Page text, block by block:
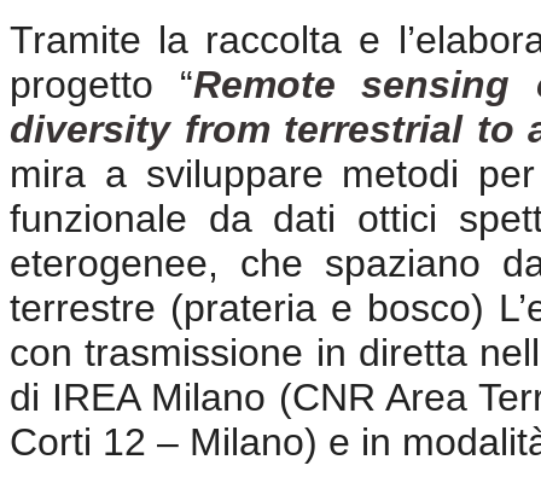
Tramite la raccolta e
progetto “Remote
diversity from terrestrial to
mira a sviluppare metodi
funzionale da dati ottici
eterogenee, che spaziano
terrestre (prateria e bosco)
con trasmissione in diretta
di IREA Milano (CNR Area
Corti 12 – Milano) e in